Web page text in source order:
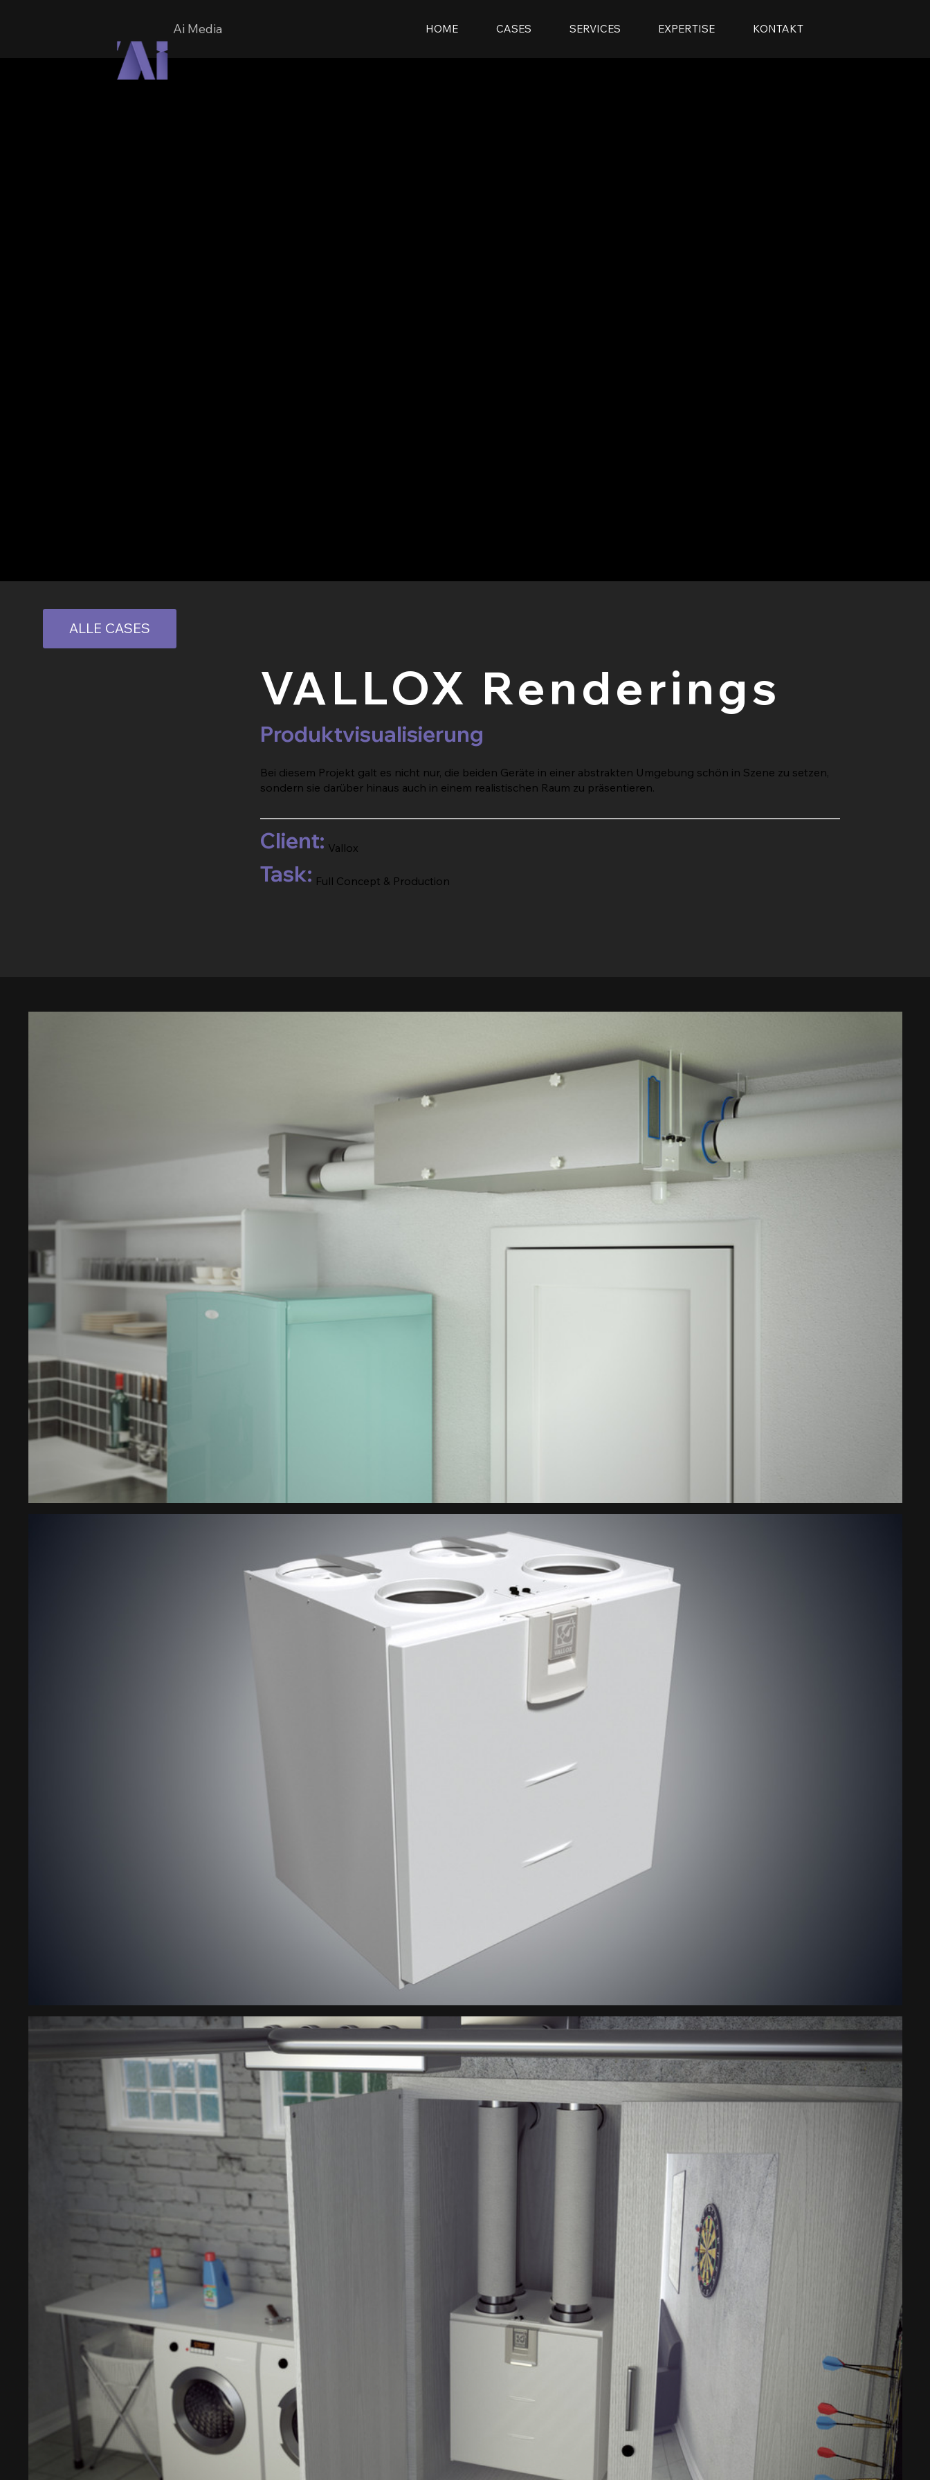
Ai Media HOME CASES SERVICES EXPERTISE KONTAKT
ALLE CASES
VALLOX Renderings
Produktvisualisierung
Bei diesem Projekt galt es nicht nur, die beiden Geräte in einer abstrakten Umgebung schön in Szene zu setzen,
sondern sie darüber hinaus auch in einem realistischen Raum zu präsentieren.
Client: Vallox
Task: Full Concept & Production